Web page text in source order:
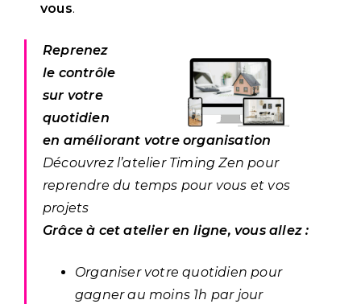
vous.
Reprenez
le contrôle
sur votre
quotidien
en améliorant votre organisation
Découvrez l’atelier Timing Zen pour
reprendre du temps pour vous et vos
projets
Grâce à cet atelier en ligne, vous allez :
Organiser votre quotidien pour
gagner au moins 1h par jour